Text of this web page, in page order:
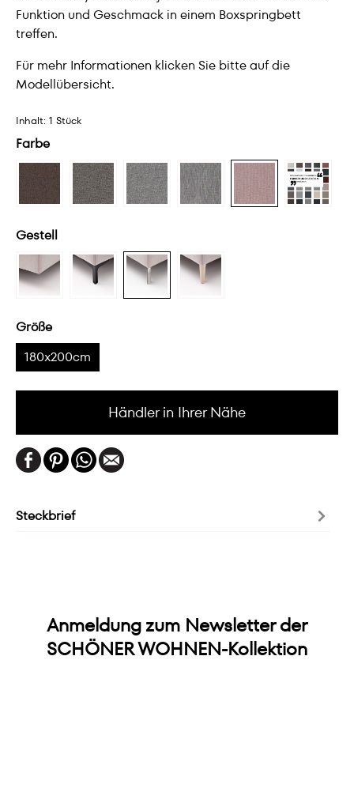
Funktion und Geschmack in einem Boxspringbett
treffen.
Für mehr Informationen klicken Sie bitte auf die
Modellübersicht.
Inhalt: 1 Stück
Farbe
Gestell
Größe
180x200cm
Händler in Ihrer Nähe
Steckbrief
Anmeldung zum Newsletter der
SCHÖNER WOHNEN-Kollektion